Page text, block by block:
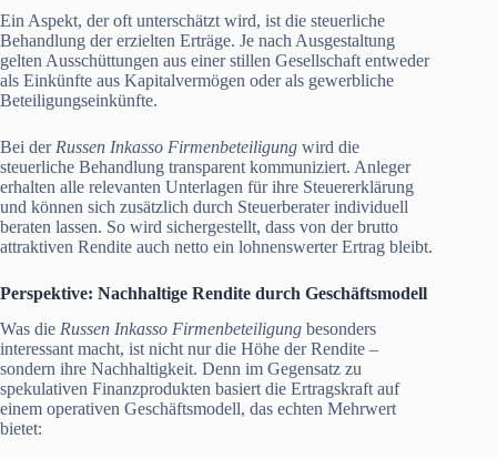
Ein Aspekt, der oft unterschätzt wird, ist die steuerliche
Behandlung der erzielten Erträge. Je nach Ausgestaltung
gelten Ausschüttungen aus einer stillen Gesellschaft entweder
als Einkünfte aus Kapitalvermögen oder als gewerbliche
Beteiligungseinkünfte.
Bei der Russen Inkasso Firmenbeteiligung wird die
steuerliche Behandlung transparent kommuniziert. Anleger
erhalten alle relevanten Unterlagen für ihre Steuererklärung
und können sich zusätzlich durch Steuerberater individuell
beraten lassen. So wird sichergestellt, dass von der brutto
attraktiven Rendite auch netto ein lohnenswerter Ertrag bleibt.
Perspektive: Nachhaltige Rendite durch Geschäftsmodell
Was die Russen Inkasso Firmenbeteiligung besonders
interessant macht, ist nicht nur die Höhe der Rendite –
sondern ihre Nachhaltigkeit. Denn im Gegensatz zu
spekulativen Finanzprodukten basiert die Ertragskraft auf
einem operativen Geschäftsmodell, das echten Mehrwert
bietet: